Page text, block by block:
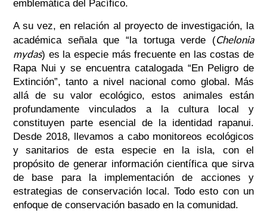
emblemática del Pacífico.
A su vez, en relación al proyecto de investigación, la
académica señala que “la tortuga verde (Chelonia
mydas) es la especie más frecuente en las costas de
Rapa Nui y se encuentra catalogada “En Peligro de
Extinción”, tanto a nivel nacional como global. Más
allá de su valor ecológico, estos animales están
profundamente vinculados a la cultura local y
constituyen parte esencial de la identidad rapanui.
Desde 2018, llevamos a cabo monitoreos ecológicos
y sanitarios de esta especie en la isla, con el
propósito de generar información científica que sirva
de base para la implementación de acciones y
estrategias de conservación local. Todo esto con un
enfoque de conservación basado en la comunidad.